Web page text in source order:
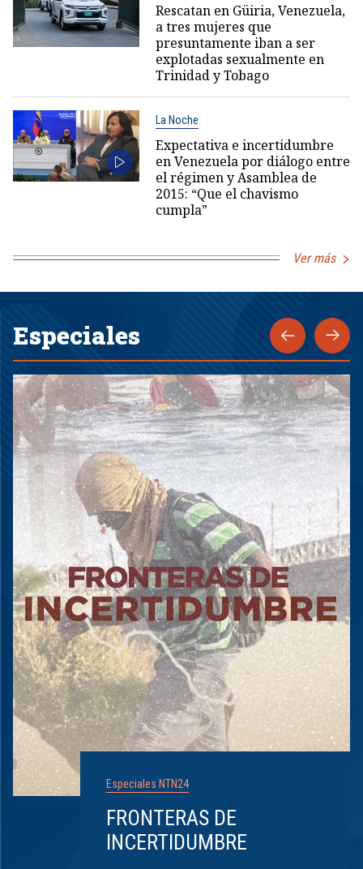
Rescatan en Güiria, Venezuela,
a tres mujeres que
presuntamente iban a ser
explotadas sexualmente en
Trinidad y Tobago
La Noche
Expectativa e incertidumbre
en Venezuela por diálogo entre
el régimen y Asamblea de
2015: “Que el chavismo
cumpla”
Ver más
Especiales
Especiales NTN24
FRONTERAS DE
INCERTIDUMBRE